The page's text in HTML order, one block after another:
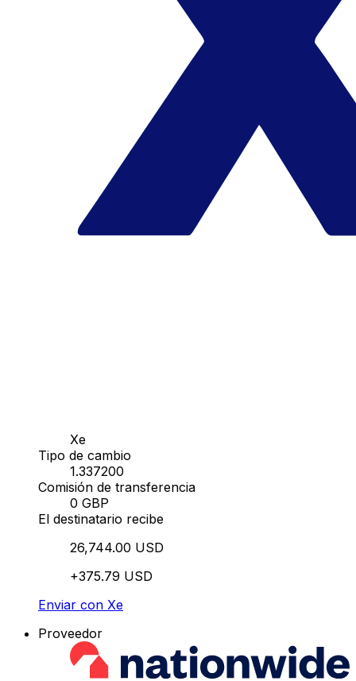
Xe
Tipo de cambio
1.337200
Comisión de transferencia
0 GBP
El destinatario recibe
26,744.00 USD
+375.79 USD
Enviar con Xe
Proveedor